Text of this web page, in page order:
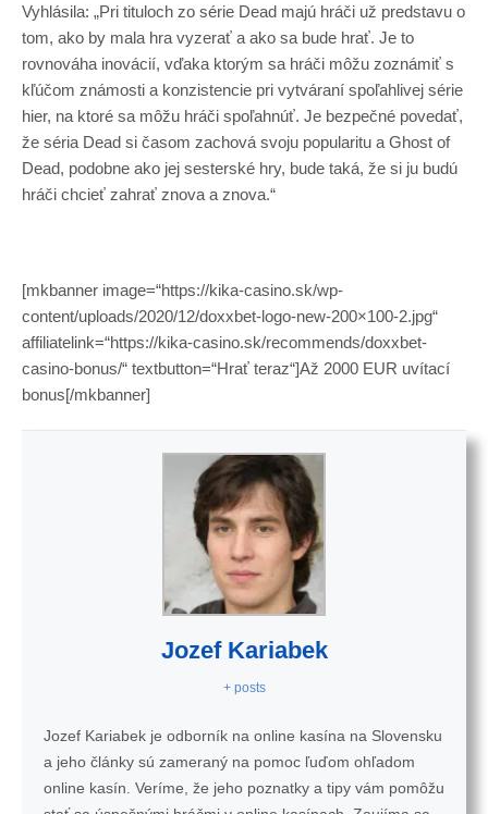
Vyhlásila: „Pri tituloch zo série Dead majú hráči už predstavu o
tom, ako by mala hra vyzerať a ako sa bude hrať. Je to
rovnováha inovácií, vďaka ktorým sa hráči môžu zoznámiť s
kľúčom známosti a konzistencie pri vytváraní spoľahlivej série
hier, na ktoré sa môžu hráči spoľahnúť. Je bezpečné povedať,
že séria Dead si časom zachová svoju popularitu a Ghost of
Dead, podobne ako jej sesterské hry, bude taká, že si ju budú
hráči chcieť zahrať znova a znova.“
[mkbanner image=“https://kika-casino.sk/wp-
content/uploads/2020/12/doxxbet-logo-new-200×100-2.jpg“
affiliatelink=“https://kika-casino.sk/recommends/doxxbet-
casino-bonus/“ textbutton=“Hrať teraz“]Až 2000 EUR uvítací
bonus[/mkbanner]
Jozef Kariabek
+ posts
Jozef Kariabek je odborník na online kasína na Slovensku
a jeho články sú zameraný na pomoc ľuďom ohľadom
online kasín. Veríme, že jeho poznatky a tipy vám pomôžu